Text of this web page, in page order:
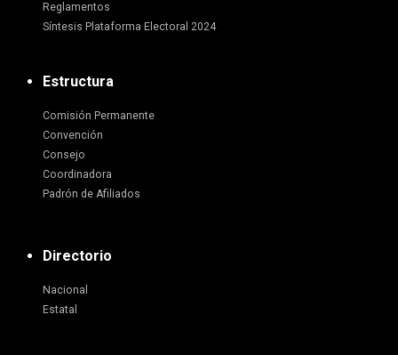
Reglamentos
Síntesis Plataforma Electoral 2024
Estructura
Comisión Permanente
Convención
Consejo
Coordinadora
Padrón de Afiliados
Directorio
Nacional
Estatal